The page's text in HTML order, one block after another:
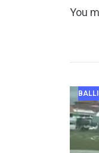
You